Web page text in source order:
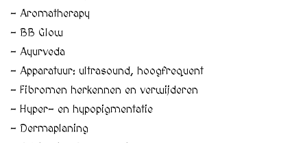
– Aromatherapy
– BB Glow
– Ayurveda
– Apparatuur: ultrasound, hoogfrequent
– Fibromen herkennen en verwijderen
– Hyper- en hypopigmentatie
– Dermaplaning